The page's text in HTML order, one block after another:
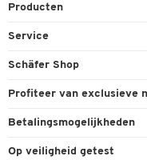
Producten
Kantoorbenodigdheden
Milieutechniek
Reiniging & hygiëne
Service
Bestelling herroepen
Inkt & Toner
Schäfer Shop
Algemene voorwaarden
Profiteer van exclusieve
Welkomstgeschenk
Betalingsmogelijkheden
Paypal
Op veiligheid getest